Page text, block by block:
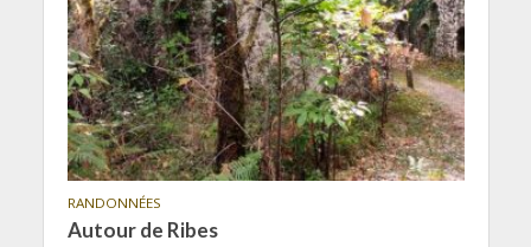
RANDONNÉES
Autour de Ribes